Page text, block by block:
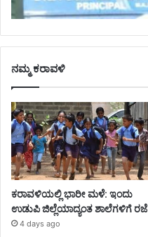
ನಮ್ಮ ಕರಾವಳಿ
ಕರಾವಳಿಯಲ್ಲಿ ಭಾರೀ ಮಳೆ: ಇಂದು
ಉಡುಪಿ ಜಿಲ್ಲೆಯಾದ್ಯಂತ ಶಾಲೆಗಳಿಗೆ ರಜೆ
4 days ago